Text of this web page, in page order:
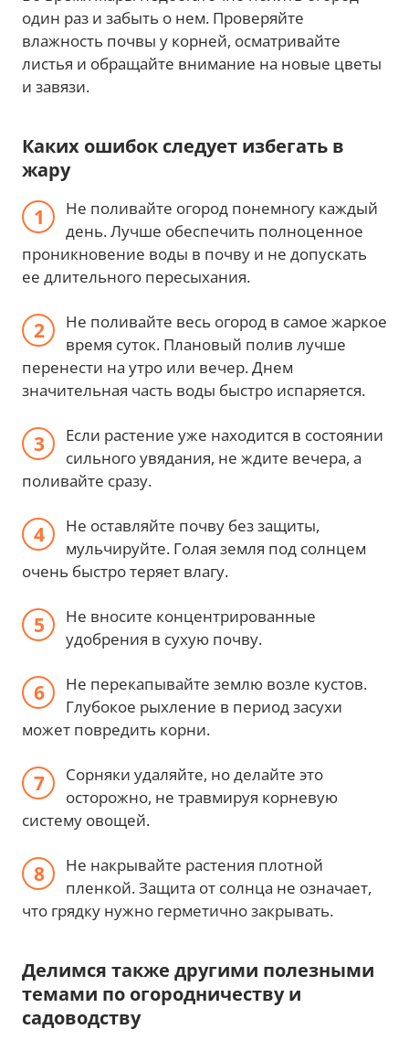
один раз и забыть о нем. Проверяйте
влажность почвы у корней, осматривайте
листья и обращайте внимание на новые цветы
и завязи.
Каких ошибок следует избегать в
жару
Не поливайте огород понемногу каждый
день. Лучше обеспечить полноценное
проникновение воды в почву и не допускать
ее длительного пересыхания.
Не поливайте весь огород в самое жаркое
время суток. Плановый полив лучше
перенести на утро или вечер. Днем
значительная часть воды быстро испаряется.
Если растение уже находится в состоянии
сильного увядания, не ждите вечера, а
поливайте сразу.
Не оставляйте почву без защиты,
мульчируйте. Голая земля под солнцем
очень быстро теряет влагу.
Не вносите концентрированные
удобрения в сухую почву.
Не перекапывайте землю возле кустов.
Глубокое рыхление в период засухи
может повредить корни.
Сорняки удаляйте, но делайте это
осторожно, не травмируя корневую
систему овощей.
Не накрывайте растения плотной
пленкой. Защита от солнца не означает,
что грядку нужно герметично закрывать.
Делимся также другими полезными
темами по огородничеству и
садоводству